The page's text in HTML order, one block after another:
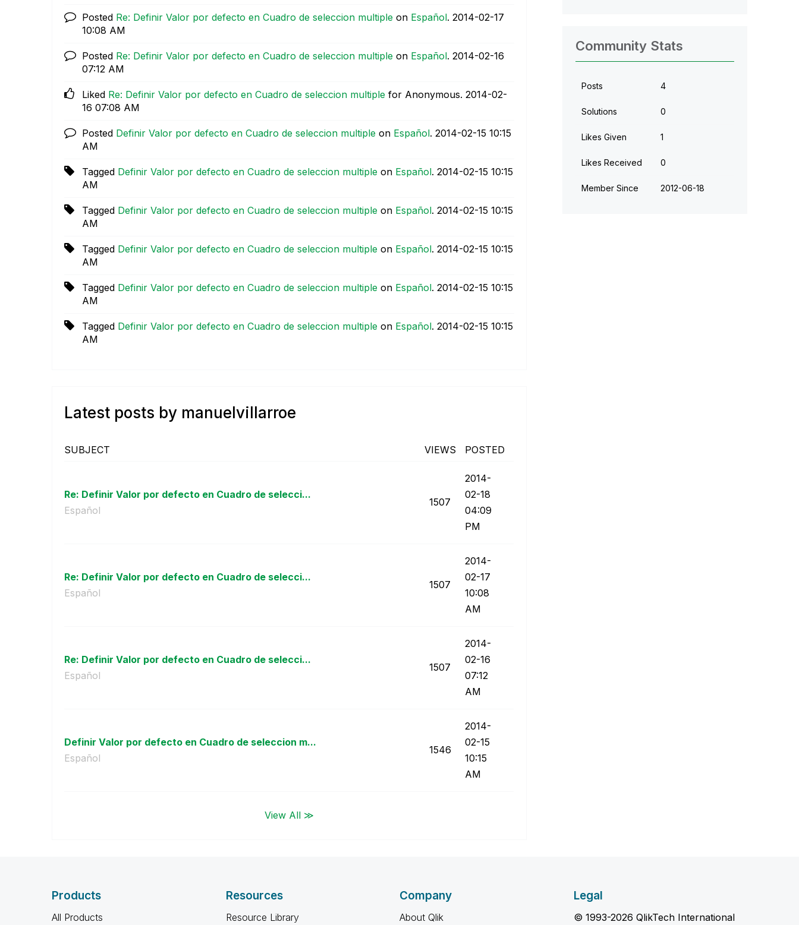
Posted Re: Definir Valor por defecto en Cuadro de seleccion multiple on Español. ‎2014-02-17
10:08 AM
Posted Re: Definir Valor por defecto en Cuadro de seleccion multiple on Español. ‎2014-02-16
07:12 AM
Liked Re: Definir Valor por defecto en Cuadro de seleccion multiple for Anonymous. ‎2014-02-
16 07:08 AM
Posted Definir Valor por defecto en Cuadro de seleccion multiple on Español. ‎2014-02-15 10:15
AM
Tagged Definir Valor por defecto en Cuadro de seleccion multiple on Español. ‎2014-02-15 10:15
AM
Tagged Definir Valor por defecto en Cuadro de seleccion multiple on Español. ‎2014-02-15 10:15
AM
Tagged Definir Valor por defecto en Cuadro de seleccion multiple on Español. ‎2014-02-15 10:15
AM
Tagged Definir Valor por defecto en Cuadro de seleccion multiple on Español. ‎2014-02-15 10:15
AM
Tagged Definir Valor por defecto en Cuadro de seleccion multiple on Español. ‎2014-02-15 10:15
AM
Latest posts by manuelvillarroe
SUBJECT VIEWS POSTED
Re: Definir Valor por defecto en Cuadro de selecci...
Español
1507
‎2014-
02-18
04:09
PM
Re: Definir Valor por defecto en Cuadro de selecci...
Español
1507
‎2014-
02-17
10:08
AM
Re: Definir Valor por defecto en Cuadro de selecci...
Español
1507
‎2014-
02-16
07:12
AM
Definir Valor por defecto en Cuadro de seleccion m...
Español
1546
‎2014-
02-15
10:15
AM
View All ≫
Community Stats
Posts 4
Solutions 0
Likes Given 1
Likes Received 0
Member Since ‎2012-06-18
Products
All Products
Resources
Resource Library
Company
About Qlik
Legal
© 1993-2026 QlikTech International